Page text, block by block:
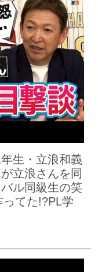
生・立浪和義
立浪さんを同
ル同級生の笑
てた!?PL学